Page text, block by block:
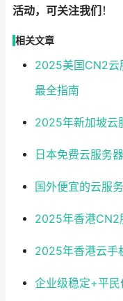
活动，可关注我们 ！
相关文章
2025美国CN2云
最全指南
2025年新加坡云
日本免费云服务
国外便宜的云服
2025年香港CN2
2025年香港云手
企业级稳定+平民